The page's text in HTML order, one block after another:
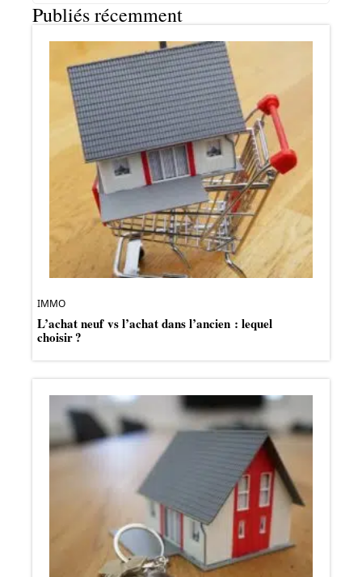
Publiés récemment
IMMO
L’achat neuf vs l’achat dans l’ancien : lequel
choisir ?